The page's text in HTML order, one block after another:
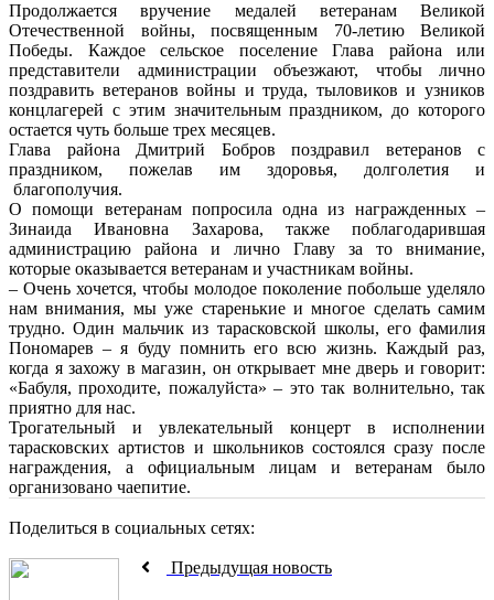
Продолжается вручение медалей ветеранам Великой
Отечественной войны, посвященным 70-летию Великой
Победы. Каждое сельское поселение Глава района или
представители администрации объезжают, чтобы лично
поздравить ветеранов войны и труда, тыловиков и узников
концлагерей с этим значительным праздником, до которого
остается чуть больше трех месяцев.
Глава района Дмитрий Бобров поздравил ветеранов с
праздником, пожелав им здоровья, долголетия и
благополучия.
О помощи ветеранам попросила одна из награжденных –
Зинаида Ивановна Захарова, также поблагодарившая
администрацию района и лично Главу за то внимание,
которые оказывается ветеранам и участникам войны.
– Очень хочется, чтобы молодое поколение побольше уделяло
нам внимания, мы уже старенькие и многое сделать самим
трудно. Один мальчик из тарасковской школы, его фамилия
Пономарев – я буду помнить его всю жизнь. Каждый раз,
когда я захожу в магазин, он открывает мне дверь и говорит:
«Бабуля, проходите, пожалуйста» – это так волнительно, так
приятно для нас.
Трогательный и увлекательный концерт в исполнении
тарасковских артистов и школьников состоялся сразу после
награждения, а официальным лицам и ветеранам было
организовано чаепитие.
Поделиться в социальных сетях:
Предыдущая новость